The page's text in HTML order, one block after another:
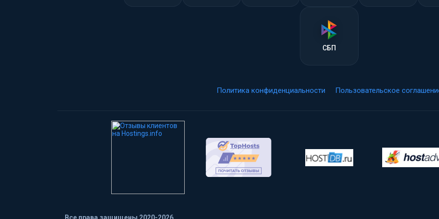
СБП
Политика конфиденциальности Пользовательское